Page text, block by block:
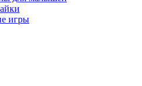
игры